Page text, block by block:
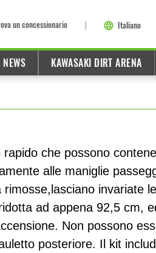
un concessionario Italiano
NEWS KAWASAKI DIRT ARENA
che possono
alle maniglie
invariate
ad appena 92,5 cm,
Non possono
posteriore. Il kit